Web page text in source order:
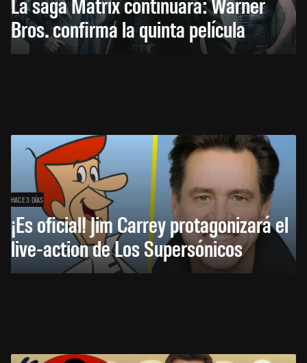
Bros. confirma la quinta película
HACE 3 DÍAS
¡Es oficial! Jim Carrey protagonizará el
live-action de Los Supersónicos